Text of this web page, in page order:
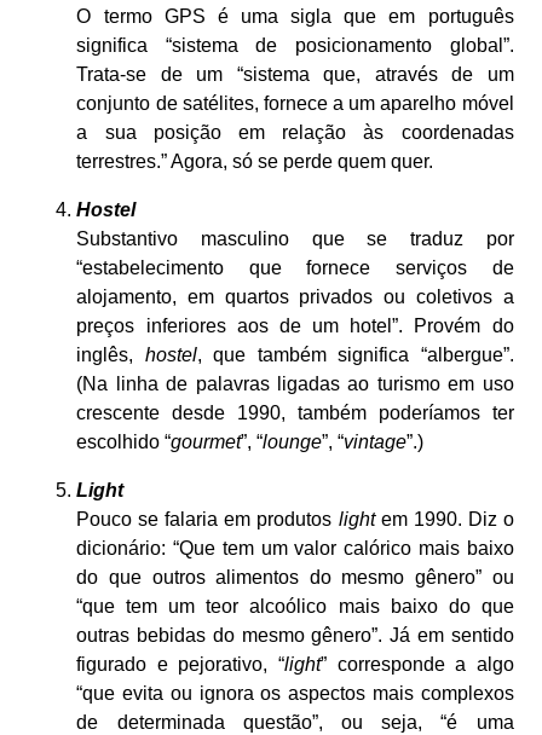
O termo GPS é uma sigla que em português
significa “sistema de posicionamento global”.
Trata-se de um “sistema que, através de um
conjunto de satélites, fornece a um aparelho móvel
a sua posição em relação às coordenadas
terrestres.” Agora, só se perde quem quer.
Hostel
Substantivo masculino que se traduz por
“estabelecimento que fornece serviços de
alojamento, em quartos privados ou coletivos a
preços inferiores aos de um hotel”. Provém do
inglês, hostel, que também significa “albergue”.
(Na linha de palavras ligadas ao turismo em uso
crescente desde 1990, também poderíamos ter
escolhido “gourmet”, “lounge”, “vintage”.)
Light
Pouco se falaria em produtos light em 1990. Diz o
dicionário: “Que tem um valor calórico mais baixo
do que outros alimentos do mesmo gênero” ou
“que tem um teor alcoólico mais baixo do que
outras bebidas do mesmo gênero”. Já em sentido
figurado e pejorativo, “light” corresponde a algo
“que evita ou ignora os aspectos mais complexos
de determinada questão”, ou seja, “é uma